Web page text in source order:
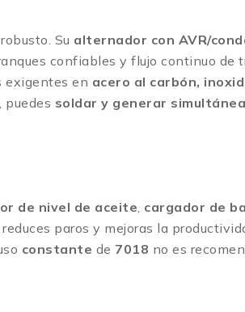
Su alternador con AVR/
confiables y flujo continuo de
exigentes en acero al carbón,
puedes soldar y generar
de nivel de aceite, cargador de
reduces paros y mejoras la
constante de 7018 no es